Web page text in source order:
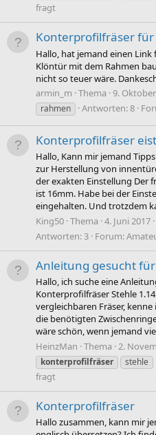
fragt
Konterprofilfräser
Hallo, hat jemand einen Link
Klöntür mit dem Rahmen
nicht so teuer wäre.
armin_m Thema 9.
rahmen
Antworten: 8
Konterprofilfräser
Hallo, Kann mir jemand
zur Herstellung von
der exakten Einstellung Der
ist 16mm. Habe bei der
eingehalten. Und trotzdem
King50 Thema 4. Juni 2017
Antworten: 3 Forum:
Anleitung gesucht
Hallo, ich suche eine
Konterprofilfräser Stehle
vergleichbaren Fräser,
die benötigten
wäre schön, wenn jemand
HeinzMan Thema 2.
konterprofilfräser
stehle
fragt
Konterprofilfräser
Hallo zusammen, kann mir